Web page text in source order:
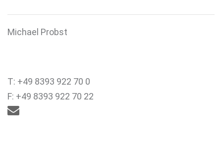
Michael Probst
T: +49 8393 922 70 0
F: +49 8393 922 70 22
